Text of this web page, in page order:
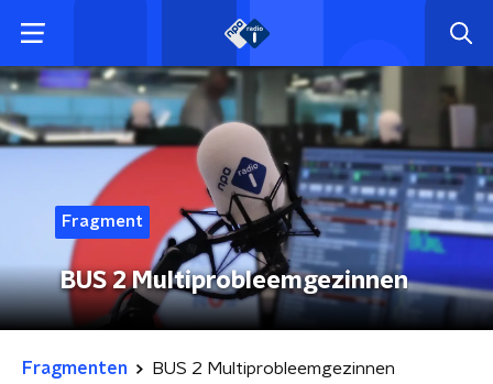
Fragment
BUS 2 Multiprobleemgezinnen
Fragmenten BUS 2 Multiprobleemgezinnen